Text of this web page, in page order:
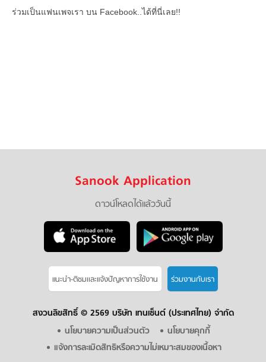
ร่วมเป็นแฟนเพจเรา บน Facebook..ได้ที่นี่เลย!!
Sanook Application
ดาวน์โหลดได้แล้ววันนี้
แนะนำ-ติชมเเละแจ้งปัญหาการใช้งาน ร่วมงานกับเรา
สงวนลิขสิทธิ์ © 2569 บริษัท เทนเซ็นต์ (ประเทศไทย) จำกัด
นโยบายความเป็นส่วนตัว
นโยบายคุกกี้
แจ้งการละเมิดสิทธิหรือความไม่เหมาะสมของเนื้อหา